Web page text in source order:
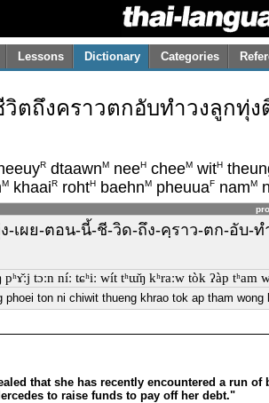
Lessons Dictionary Categories
ตถึงคราวตกอับทำวงลูกทุ่
R dtaawnM neeH cheeM witH
M khaaiR rohtH baehnM pheuuaF namM
-เผย-ตอน-นี้-ชี-วิด-ถึง-คฺราว-ตก-อับ-
pʰɤ̌ːj tɔːn níː tɕʰiː wít tʰɯ̌ŋ kʰraːw tòk ʔàp tʰam
phoei ton ni chiwit thueng khrao tok ap tham
that she has recently encountered a run
to raise funds to pay off her debt."